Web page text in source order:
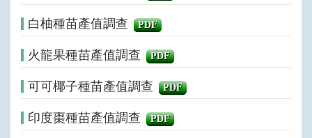
白柚種苗產值調查 PDF
火龍果種苗產值調查 PDF
可可椰子種苗產值調查 PDF
印度棗種苗產值調查 PDF